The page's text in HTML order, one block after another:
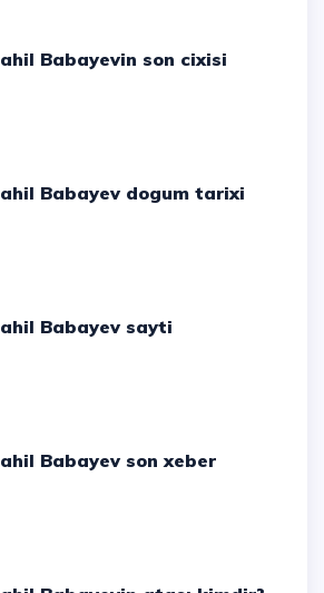
Sahil Babayevin son cixisi
Sahil Babayev dogum tarixi
Sahil Babayev sayti
Sahil Babayev son xeber